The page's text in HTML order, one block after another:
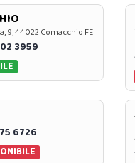
9, 44022 Comacchio FE
3959
6726